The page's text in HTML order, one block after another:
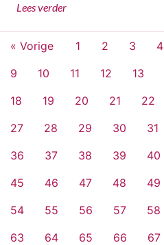
Lees verder
« Vorige 1 2 3 4
9
10 11 12 13
18
19 20 21 22
27
28 29 30 31
36
37 38 39 40
45
46 47 48 49
54
55 56 57 58
63
64 65 66 67